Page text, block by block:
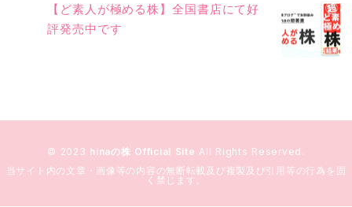
【ど素人が極める株】全国書店にて好
評発売中です
© 2023 hinaの株 Official Site All Rights Reserved.
当サイト内の文章・画像等の内容の無断転載及び複製及び引用等の行為を固
く禁じます。